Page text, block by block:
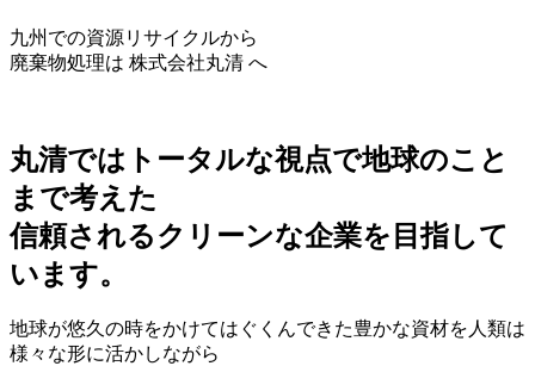
九州での資源リサイクルから
廃棄物処理は 株式会社丸清 へ
丸清ではトータルな視点で地球のこと
まで考えた
信頼されるクリーンな企業を目指して
います。
地球が悠久の時をかけてはぐくんできた豊かな資材を人類は
様々な形に活かしながら